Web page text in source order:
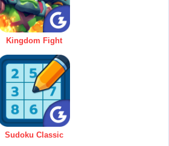
Kingdom Fight
Sudoku Classic